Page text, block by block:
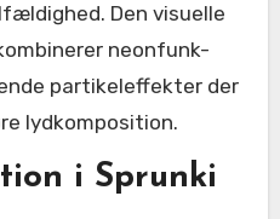
Den visuelle
neonfunk-
partikeleffekter der
lydkomposition.
i Sprunki